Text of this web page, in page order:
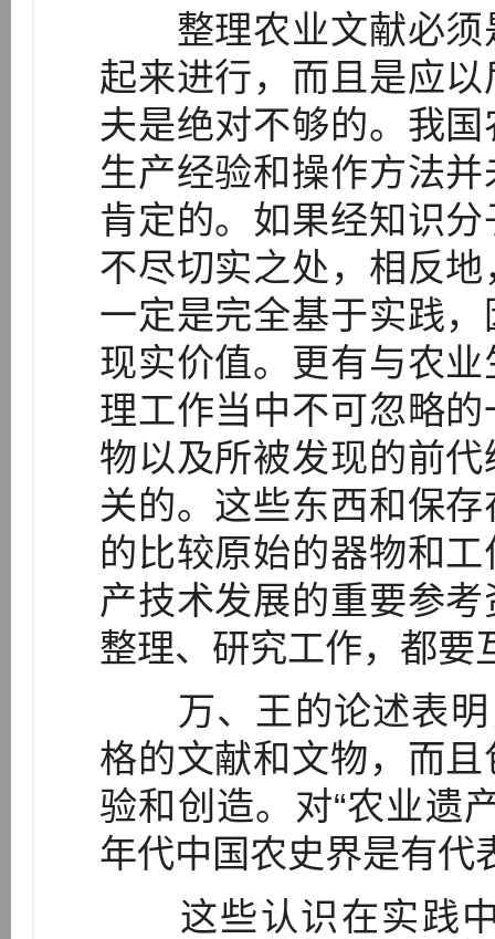
整理农业文献必须
起来进行，而且是应
夫是绝对不够的。我
生产经验和操作方法
肯定的。如果经知识
不尽切实之处，相反
一定是完全基于实践
现实价值。更有与农
理工作当中不可忽略
物以及所被发现的前
关的。这些东西和保
的比较原始的器物和
产技术发展的重要参
整理、研究工作，都要
万、王的论述表明
格的文献和文物，而
验和创造。对“农业遗
年代中国农史界是有代
这些认识在实践中